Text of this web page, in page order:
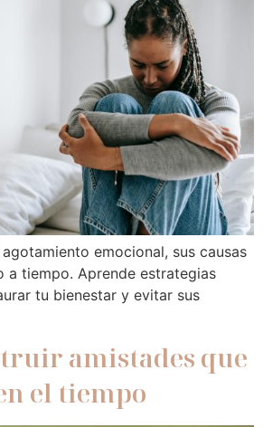
emocional, sus causas
tiempo. Aprende estrategias
tu bienestar y evitar sus
amistades que
el tiempo